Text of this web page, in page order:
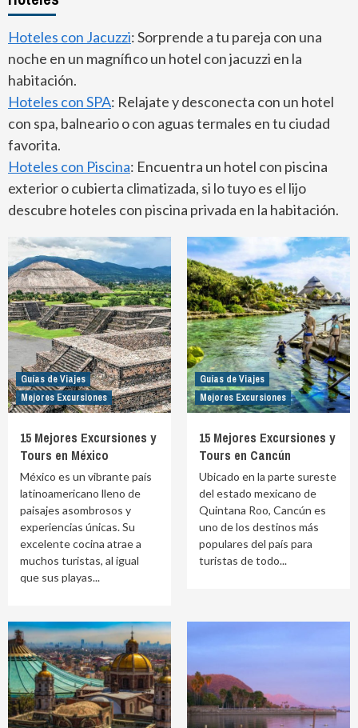
Hoteles con Jacuzzi: Sorprende a tu pareja con una
noche en un magnífico un hotel con jacuzzi en la
habitación.
Hoteles con SPA: Relajate y desconecta con un hotel
con spa, balneario o con aguas termales en tu ciudad
favorita.
Hoteles con Piscina: Encuentra un hotel con piscina
exterior o cubierta climatizada, si lo tuyo es el lijo
descubre hoteles con piscina privada en la habitación.
Guías de Viajes
Mejores Excursiones
15 Mejores Excursiones y
Tours en México
México es un vibrante país
latinoamericano lleno de
paisajes asombrosos y
experiencias únicas. Su
excelente cocina atrae a
muchos turistas, al igual
que sus playas...
Guías de Viajes
Mejores Excursiones
15 Mejores Excursiones y
Tours en Cancún
Ubicado en la parte sureste
del estado mexicano de
Quintana Roo, Cancún es
uno de los destinos más
populares del país para
turistas de todo...